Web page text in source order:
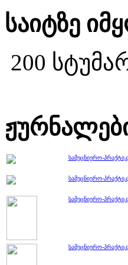
საიტზე
200
სამეცნიერო-
სამეცნიერო-
სამეცნიერო-
სამეცნიერო-